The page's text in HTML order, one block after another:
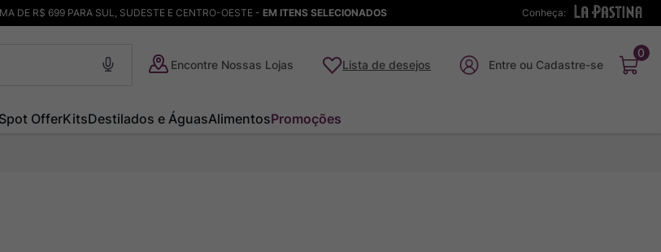
Conheça:
DE R$ 699 PARA SUL, SUDESTE E CENTRO-OESTE - EM ITENS SELECIONADOS
Encontre Nossas Lojas Lista de desejos
0
OfferKitsDestilados e ÁguasAlimentosPromoções